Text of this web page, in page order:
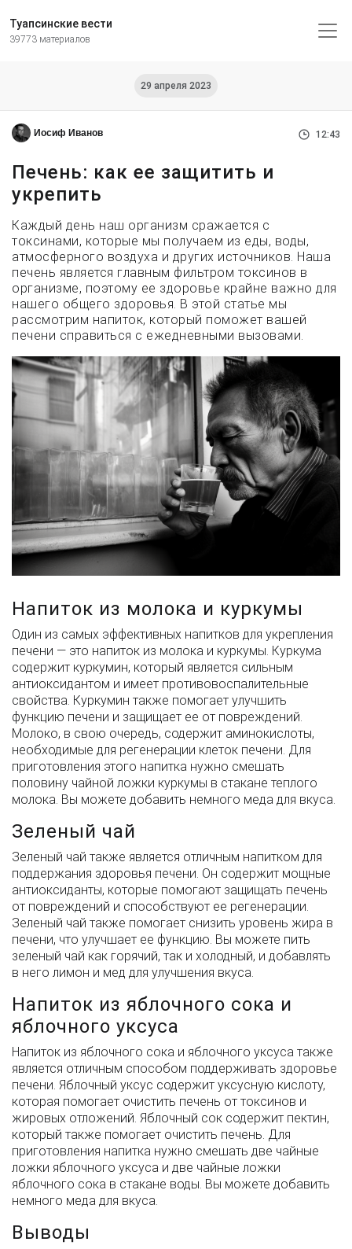
Туапсинские вести
39773 материалов
29 апреля 2023
Иосиф Иванов 12:43
Печень: как ее защитить и
укрепить
Каждый день наш организм сражается с
токсинами, которые мы получаем из еды, воды,
атмосферного воздуха и других источников. Наша
печень является главным фильтром токсинов в
организме, поэтому ее здоровье крайне важно для
нашего общего здоровья. В этой статье мы
рассмотрим напиток, который поможет вашей
печени справиться с ежедневными вызовами.
Напиток из молока и куркумы
Один из самых эффективных напитков для укрепления
печени — это напиток из молока и куркумы. Куркума
содержит куркумин, который является сильным
антиоксидантом и имеет противовоспалительные
свойства. Куркумин также помогает улучшить
функцию печени и защищает ее от повреждений.
Молоко, в свою очередь, содержит аминокислоты,
необходимые для регенерации клеток печени. Для
приготовления этого напитка нужно смешать
половину чайной ложки куркумы в стакане теплого
молока. Вы можете добавить немного меда для вкуса.
Зеленый чай
Зеленый чай также является отличным напитком для
поддержания здоровья печени. Он содержит мощные
антиоксиданты, которые помогают защищать печень
от повреждений и способствуют ее регенерации.
Зеленый чай также помогает снизить уровень жира в
печени, что улучшает ее функцию. Вы можете пить
зеленый чай как горячий, так и холодный, и добавлять
в него лимон и мед для улучшения вкуса.
Напиток из яблочного сока и
яблочного уксуса
Напиток из яблочного сока и яблочного уксуса также
является отличным способом поддерживать здоровье
печени. Яблочный уксус содержит уксусную кислоту,
которая помогает очистить печень от токсинов и
жировых отложений. Яблочный сок содержит пектин,
который также помогает очистить печень. Для
приготовления напитка нужно смешать две чайные
ложки яблочного уксуса и две чайные ложки
яблочного сока в стакане воды. Вы можете добавить
немного меда для вкуса.
Выводы